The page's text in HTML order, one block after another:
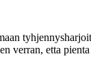
verran, etta